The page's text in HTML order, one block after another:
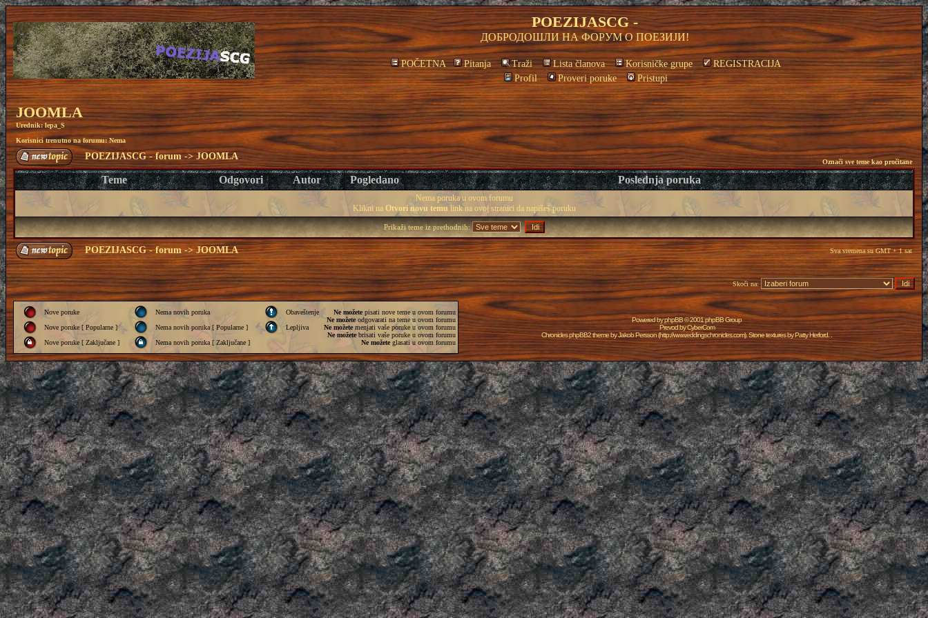
POEZIJASCG -
ДОБРОДОШЛИ НА ФОРУМ О ПОЕЗИЈИ!
POČETNA Pitanja Traži Lista članova Korisničke grupe
REGISTRACIJA
Profil
Proveri poruke Pristupi
JOOMLA
Urednik:lepa_S
Korisnici trenutno na forumu: Nema
POEZIJASCG - forum->JOOMLA
Označi sve teme kao pročitane
Teme Odgovori Autor Pogledano Poslednja poruka
Nema poruka u ovom forumu
Klikni na Otvori novu temulink na ovoj stranici da napišeš poruku
Prikaži teme iz prethodnih:
POEZIJASCG - forum->JOOMLA Sva vremena su GMT + 1 sat
Skoči na:
Nove poruke Nema novih poruka
Obaveštenje
Nove poruke [ Popularne ]
Nema novih poruka [ Popularne ]
Lepljiva
Nove poruke [ Zaključane ]
Nema novih poruka [ Zaključane ]
Ne možetepisati nove teme u ovom forumu
Ne možeteodgovarati na teme u ovom forumu
Ne možetemenjati vaše poruke u ovom forumu
Ne možetebrisati vaše poruke u ovom forumu
Ne možete glasati u ovom forumu
Powered byphpBB© 2001 phpBB Group
Prevod byCyberCom
Chronicles phpBB2 theme byJakob Persson(http://www.eddingschronicles.com). Stone textures byPatty Herford. .